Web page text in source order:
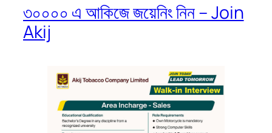
৩০০০০ এ আকিজে জয়েনিং নিন – Join
Akij